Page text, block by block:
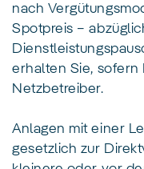
nach
Spotpreis –
erhalten Sie, sofern
Netzbetreiber.
Anlagen mit einer
gesetzlich zur